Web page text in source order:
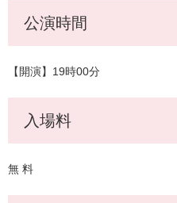
公演時間
【開演】19時00分
入場料
無 料